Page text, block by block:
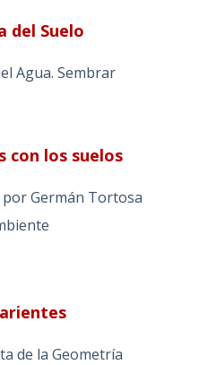
del Suelo
Agua. Sembrar
con los suelos
Germán Tortosa
de la Geometría